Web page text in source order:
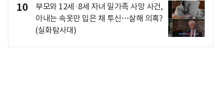
10
부모와 12세·8세 자녀 일가족 사망 사건,
아내는 속옷만 입은 채 투신…살해 의혹?
(실화탐사대)